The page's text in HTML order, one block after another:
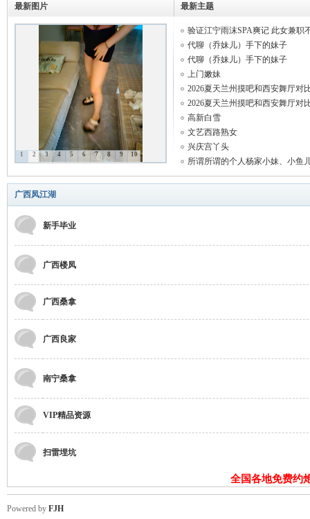
索
江
湖
›
最新图片
1 2 3 4 5 6 7 8 9 10
最新主题
验证江宁雨沫SPA爽记 此女兼职
代聊（乔妹儿）手下的妹子
代聊（乔妹儿）手下的妹子
上门嫩妹
2026夏天兰州摸吧和西安舞厅对
2026夏天兰州摸吧和西安舞厅对
高新白雪
文艺西路熟女
兴庆宫丫头
所谓所谓的个人杨家小妹、小鱼
广西凤江湖
新手毕业
广西楼凤
广西桑拿
广西良家
南宁桑拿
VIP精品资源
扫雷埋坑
全国各地免费约
Powered by FJH